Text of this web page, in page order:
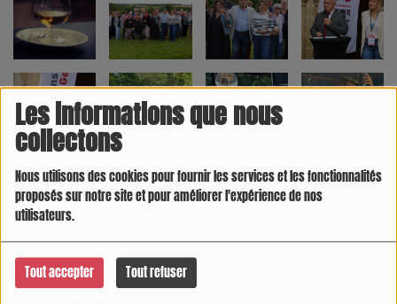
Les informations que nous
collectons
Nous utilisons des cookies pour fournir les services et les fonctionnalités
proposés sur notre site et pour améliorer l'expérience de nos
utilisateurs.
Tout accepter Tout refuser